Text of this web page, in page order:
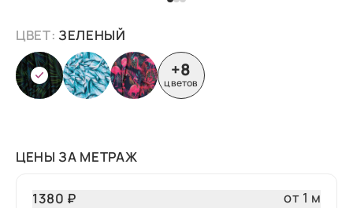
ЦВЕТ:ЗЕЛЕНЫЙ
+8
цветов
ЦЕНЫ ЗА МЕТРАЖ
1380 ₽
от 1 м